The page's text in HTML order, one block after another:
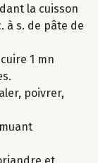
la cuisson
à s. de pâte de
1 mn
poivrer,